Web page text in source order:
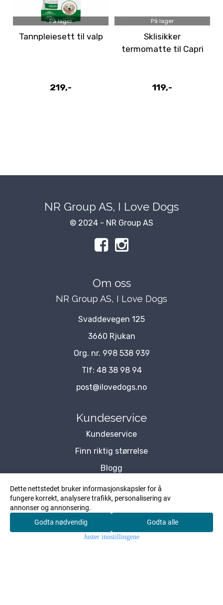
Søk
På lager
Tannpleiesett til valp
219,-
På lager
Sklisikker
termomatte til Capri
119,-
Dette nettstedet bruker informasjonskapsler for å
fungere korrekt, analysere trafikk, personalisering av
annonser og annonsering.
Godta nødvendig
Godta alle
Juster innstillingene
NR Group AS, I Love Dogs
© 2024 - NR Group AS
Om oss
NR Group AS, I Love Dogs
Svaddevegen 125
3660 Rjukan
Org. nr. 998 538 939
Tlf: 48 38 98 94
post@ilovedogs.no
Kundeservice
Kundeservice
Finn riktig størrelse
Blogg
Om Oss
Kontakt Oss
Personvernserklæring